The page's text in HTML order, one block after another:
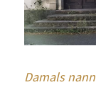
Damals